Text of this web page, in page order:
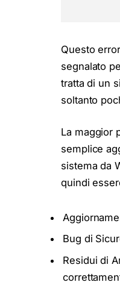
Questo
segnalato
tratta di un
soltanto
La maggior
semplice
sistema da
quindi
Bug di
Residui di